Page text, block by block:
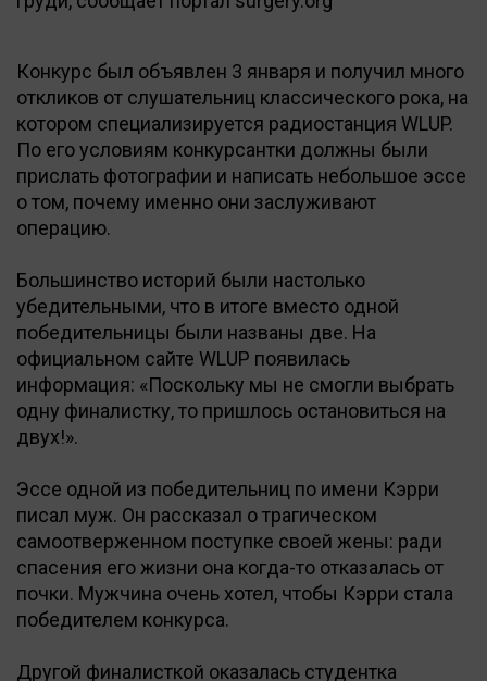
Конкурс был объявлен 3 января и получил много
откликов от слушательниц классического рока, на
котором специализируется радиостанция WLUP.
По его условиям конкурсантки должны были
прислать фотографии и написать небольшое эссе
о том, почему именно они заслуживают
операцию.
Большинство историй были настолько
убедительными, что в итоге вместо одной
победительницы были названы две. На
официальном сайте WLUP появилась
информация: «Поскольку мы не смогли выбрать
одну финалистку, то пришлось остановиться на
двух!».
Эссе одной из победительниц по имени Кэрри
писал муж. Он рассказал о трагическом
самоотверженном поступке своей жены: ради
спасения его жизни она когда-то отказалась от
почки. Мужчина очень хотел, чтобы Кэрри стала
победителем конкурса.
Другой финалисткой оказалась студентка